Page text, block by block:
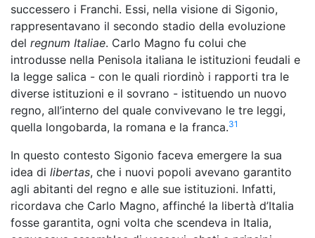
successero i Franchi. Essi, nella visione di Sigonio,
rappresentavano il secondo stadio della evoluzione
del regnum Italiae. Carlo Magno fu colui che
introdusse nella Penisola italiana le istituzioni feudali e
la legge salica - con le quali riordinò i rapporti tra le
diverse istituzioni e il sovrano - istituendo un nuovo
regno, all’interno del quale convivevano le tre leggi,
quella longobarda, la romana e la franca.31
In questo contesto Sigonio faceva emergere la sua
idea di libertas, che i nuovi popoli avevano garantito
agli abitanti del regno e alle sue istituzioni. Infatti,
ricordava che Carlo Magno, affinché la libertà d’Italia
fosse garantita, ogni volta che scendeva in Italia,